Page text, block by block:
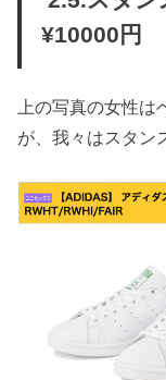
¥10000円
上の写真の女性
が、我々はスタン